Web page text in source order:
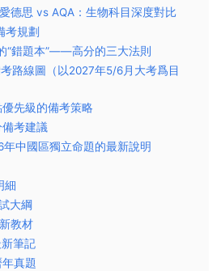
德思 vs AQA：生物科目深度對比
考規劃
“錯題本”——高分的三大法則
路線圖（以2027年5/6月大考爲目
先級的備考策略
考建議
年中國區獨立命題的最新說明
細
大綱
教材
筆記
真題